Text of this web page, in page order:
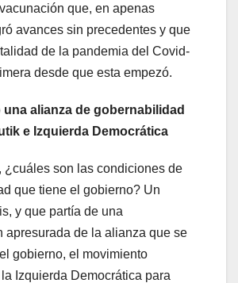
que, en apenas
avances sin precedentes y que
de la pandemia del Covid-
desde que esta empezó.
una alianza de gobernabilidad
e Izquierda Democrática
¿cuáles son las condiciones de
que tiene el gobierno? Un
y que partía de una
apresurada de la alianza que se
gobierno, el movimiento
Izquierda Democrática para